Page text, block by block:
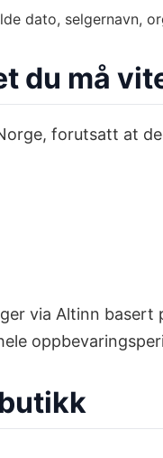
dato, selgernavn,
du må
forutsatt at
via Altinn